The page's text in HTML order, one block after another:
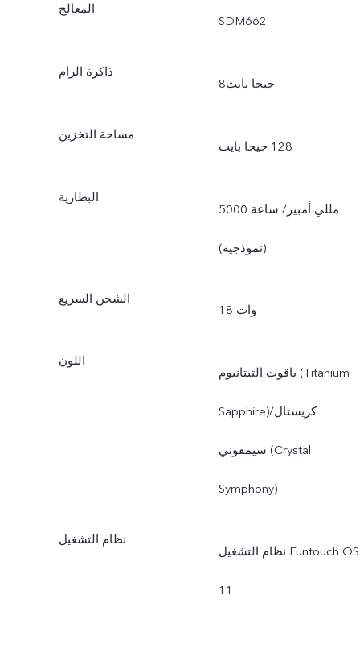
المعالج
SDM662
ذاكرة الرام
8‏ جيجا بايت
مساحة التخزين
البطارية
5000 مللي أمبير/ ساعة
(نموذجية)
الشحن السريع
18 وات
اللون
ياقوت التيتانيوم (Titanium
Sapphire)/كريستال
سيمفوني (Crystal
Symphony)
نظام التشغيل
نظام التشغيل Funtouch OS
11